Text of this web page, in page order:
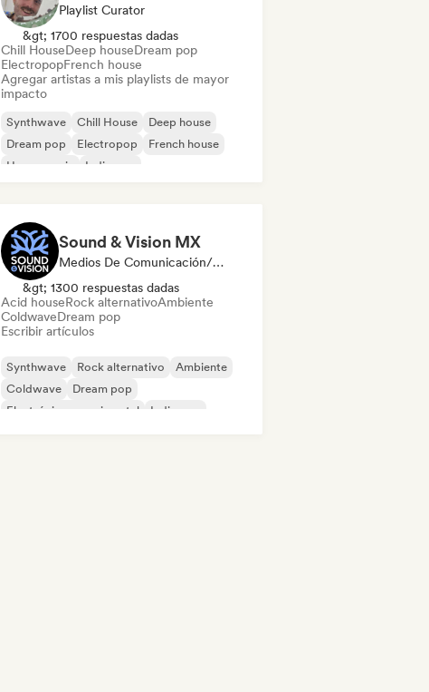
Playlist Curator
&gt; 1700 respuestas dadas
Chill HouseDeep houseDream pop
ElectropopFrench house
Agregar artistas a mis playlists de mayor
impacto
Synthwave Chill House
Deep house
Dream pop
Electropop
French house
House music
Indie pop
Sound & Vision MX
Medios De Comunicación/Periodista
&gt; 1300 respuestas dadas
Acid houseRock alternativoAmbiente
ColdwaveDream pop
Escribir artículos
Synthwave Rock alternativo
Ambiente
Coldwave
Dream pop
Electrónica experimental
Indie pop